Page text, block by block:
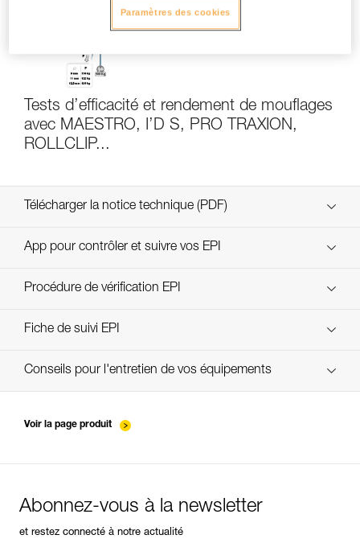
Tests d’efficacité et rendement de mouflages
avec MAESTRO, I’D S, PRO TRAXION,
ROLLCLIP...
Télécharger la notice technique (PDF)
Technical Notice
App pour contrôler et suivre vos EPI
découvrez ePPEcentre
Procédure de vérification EPI
verif-EPI-poulies-procedure-FR
Fiche de suivi EPI
verif-EPI-poulies-suivi-FR
Conseils pour l'entretien de vos équipements
Voir la page produit
Abonnez-vous à la newsletter
et restez connecté à notre actualité
Paramètres des cookies